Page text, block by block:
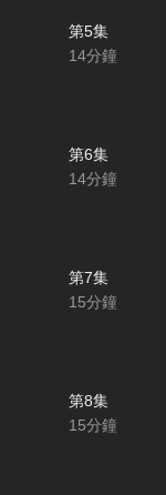
第5集
14分鐘
第6集
14分鐘
第7集
15分鐘
第8集
15分鐘